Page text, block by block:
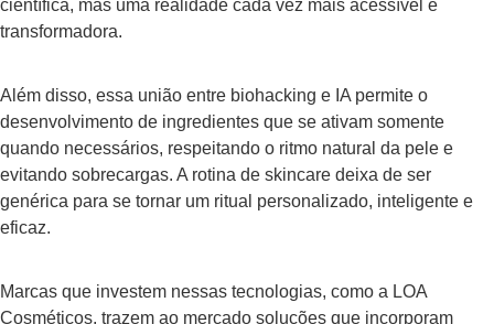
científica, mas uma realidade cada vez mais acessível e
transformadora.
Além disso, essa união entre biohacking e IA permite o
desenvolvimento de ingredientes que se ativam somente
quando necessários, respeitando o ritmo natural da pele e
evitando sobrecargas. A rotina de skincare deixa de ser
genérica para se tornar um ritual personalizado, inteligente e
eficaz.
Marcas que investem nessas tecnologias, como a LOA
Cosméticos, trazem ao mercado soluções que incorporam